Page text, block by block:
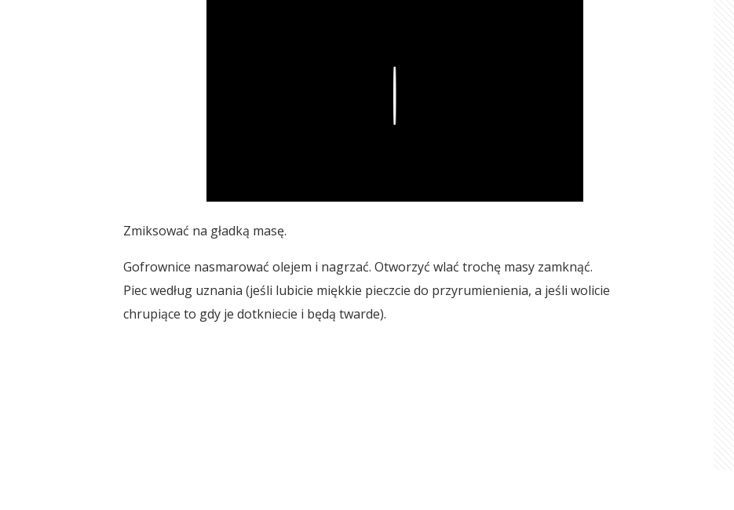
Zmiksować na gładką masę.
Gofrownice nasmarować olejem i nagrzać. Otworzyć wlać trochę masy zamknąć.
Piec według uznania (jeśli lubicie miękkie pieczcie do przyrumienienia, a jeśli wolicie
chrupiące to gdy je dotkniecie i będą twarde).